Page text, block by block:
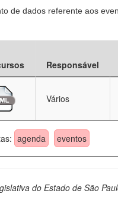
Estaduais
de dados referente aos
Responsável
Vários
agenda eventos
do Estado de São